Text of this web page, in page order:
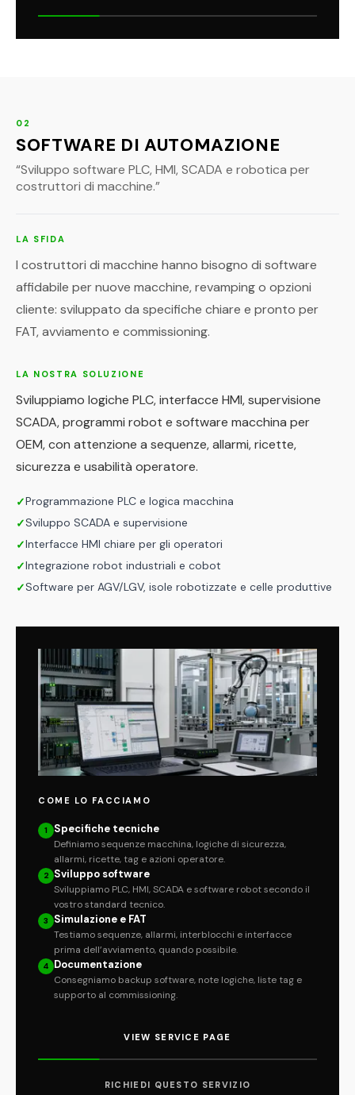
02
SOFTWARE DI AUTOMAZIONE
“Sviluppo software PLC, HMI, SCADA e robotica per
costruttori di macchine.”
LA SFIDA
I costruttori di macchine hanno bisogno di software
affidabile per nuove macchine, revamping o opzioni
cliente: sviluppato da specifiche chiare e pronto per
FAT, avviamento e commissioning.
LA NOSTRA SOLUZIONE
Sviluppiamo logiche PLC, interfacce HMI, supervisione
SCADA, programmi robot e software macchina per
OEM, con attenzione a sequenze, allarmi, ricette,
sicurezza e usabilità operatore.
✓Programmazione PLC e logica macchina
✓Sviluppo SCADA e supervisione
✓Interfacce HMI chiare per gli operatori
✓Integrazione robot industriali e cobot
✓Software per AGV/LGV, isole robotizzate e celle produttive
COME LO FACCIAMO
1 Specifiche tecniche
Definiamo sequenze macchina, logiche di sicurezza,
allarmi, ricette, tag e azioni operatore.
2 Sviluppo software
Sviluppiamo PLC, HMI, SCADA e software robot secondo il
vostro standard tecnico.
3 Simulazione e FAT
Testiamo sequenze, allarmi, interblocchi e interfacce
prima dell’avviamento, quando possibile.
4 Documentazione
Consegniamo backup software, note logiche, liste tag e
supporto al commissioning.
VIEW SERVICE PAGE
RICHIEDI QUESTO SERVIZIO